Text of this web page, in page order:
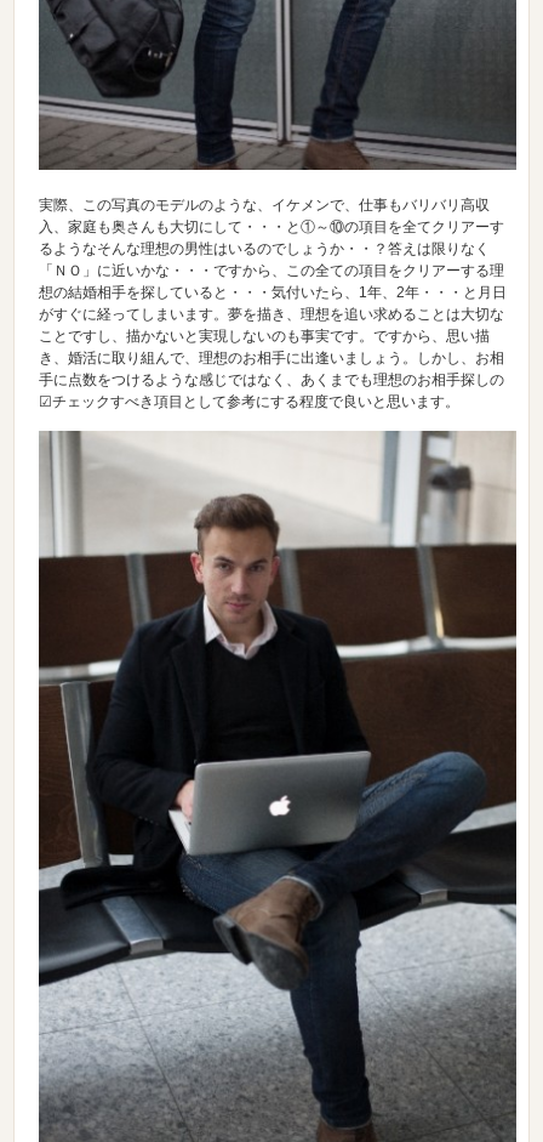
実際、この写真のモデルのような、イケメンで、仕事もバリバリ高収
入、家庭も奥さんも大切にして・・・と①～⑩の項目を全てクリアーす
るようなそんな理想の男性はいるのでしょうか・・？答えは限りなく
「ＮＯ」に近いかな・・・ですから、この全ての項目をクリアーする理
想の結婚相手を探していると・・・気付いたら、1年、2年・・・と月日
がすぐに経ってしまいます。夢を描き、理想を追い求めることは大切な
ことですし、描かないと実現しないのも事実です。ですから、思い描
き、婚活に取り組んで、理想のお相手に出逢いましょう。しかし、お相
手に点数をつけるような感じではなく、あくまでも理想のお相手探しの
☑チェックすべき項目として参考にする程度で良いと思います。